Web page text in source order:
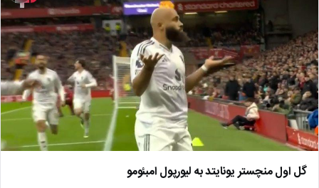
گل اول منچستر یونایتد به لیورپول امبئومو